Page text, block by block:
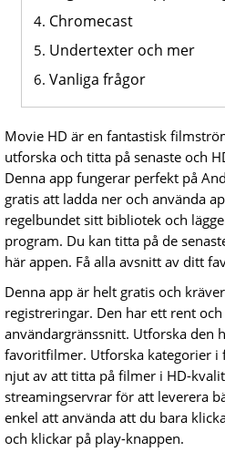
Chromecast
Undertexter och mer
Vanliga frågor
Movie HD är en fantastisk
utforska och titta på senaste och
Denna app fungerar perfekt på
gratis att ladda ner och använda
regelbundet sitt bibliotek och
program. Du kan titta på de
här appen. Få alla avsnitt av ditt
Denna app är helt gratis och
registreringar. Den har ett rent
användargränssnitt. Utforska den
favoritfilmer. Utforska kategorier i
njut av att titta på filmer i HD-
streamingservrar för att leverera
enkel att använda att du bara
och klickar på play-knappen.